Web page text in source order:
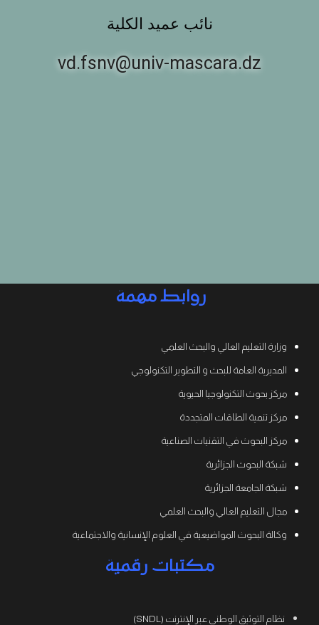
نائب عميد الكلية
vd.fsnv@univ-mascara.dz
روابط مهمة
وزارة التعليم العالي والبحث العلمي
المديرية العامة للبحث و التطوير التكنولوجي
مركز بحوث التكنولوجيا الحيوية
مركز تنمية الطاقات المتجددة
مركز البحوث في التقنيات الصناعية
شبكة البحوث الجزائرية
شبكة الجامعة الجزائرية
مجال التعليم العالي والبحث العلمي
وكالة البحوث المواضيعية في العلوم الإنسانية والاجتماعية
مكتبات رقمية
نظام التوثيق الوطني عبر الإنترنت (SNDL)